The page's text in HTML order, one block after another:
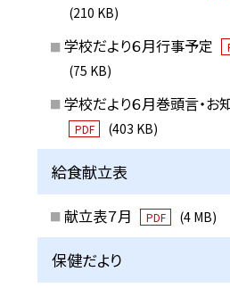
(210 KB)
学校だより６月行事予定
(75 KB)
学校だより６月巻頭言・お
PDF (403 KB)
給食献立表
献立表７月 PDF (4 MB)
保健だより